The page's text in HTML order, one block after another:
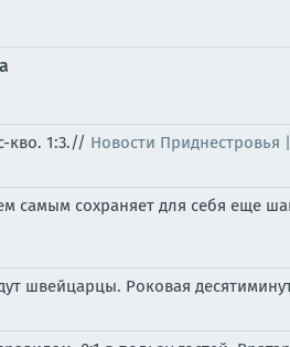
кво. 1:3.// Новости
сохраняет для себя еще
швейцарцы. Роковая